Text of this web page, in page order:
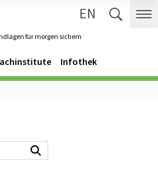
für morgen sichern
EN
Infothek